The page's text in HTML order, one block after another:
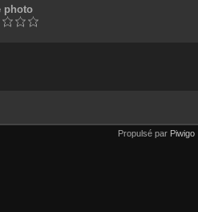
photo
Propulsé par Piwigo